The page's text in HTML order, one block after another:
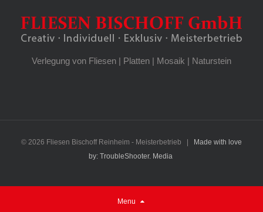
Verlegung von Fliesen | Platten | Mosaik | Naturstein
© 2026 Fliesen Bischoff Reinheim - Meisterbetrieb |
Made with love
by: TroubleShooter. Media
Menu